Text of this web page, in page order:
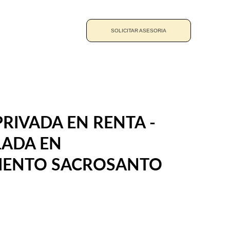
SOLICITAR ASESORIA
EN RENTA -
EN
SACROSANTO